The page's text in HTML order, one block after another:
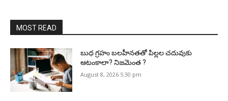
MOST READ
బుధ గ్రహం బలహీనతతో పిల్లల చదువుకు
ఆటంకాలా? నిజమెంత ?
August 8, 2026 5:30 pm